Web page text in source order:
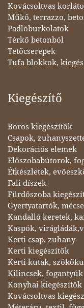
Kovácsoltvas
Műkő, terrazzo,
Padlóburkolatok
Térkő betonból
Tetőcserepek
Tufa blokkok,
Kiegészítő
Boros kiegészítők
Csapok,
Dekorációs elemek
Előszobabútorok,
Étkészletek,
Fali díszek
Fürdőszoba
Gyertyatartók,
Kandalló keretek,
Kaspók,
Kerti csap, zuhany
Kerti kiegészítők
Kerti kutak,
Kilincsek, fogantyúk
Konyhai kiegészítők
Kovácsoltvas